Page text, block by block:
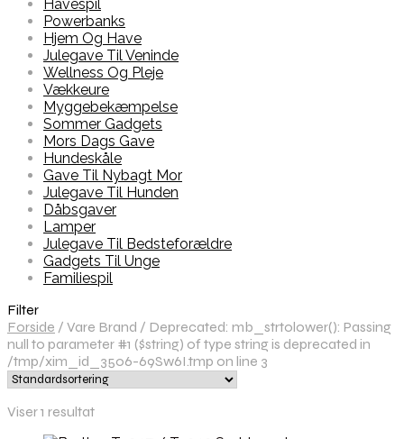
Havespil
Powerbanks
Hjem Og Have
Julegave Til Veninde
Wellness Og Pleje
Vækkeure
Myggebekæmpelse
Sommer Gadgets
Mors Dags Gave
Hundeskåle
Gave Til Nybagt Mor
Julegave Til Hunden
Dåbsgaver
Lamper
Julegave Til Bedsteforældre
Gadgets Til Unge
Familiespil
Filter
Forside / Vare Brand / Deprecated: mb_strtolower(): Passing
null to parameter #1 ($string) of type string is deprecated in
/tmp/xim_id_3506-69Sw6I.tmp on line 3
Viser 1 resultat